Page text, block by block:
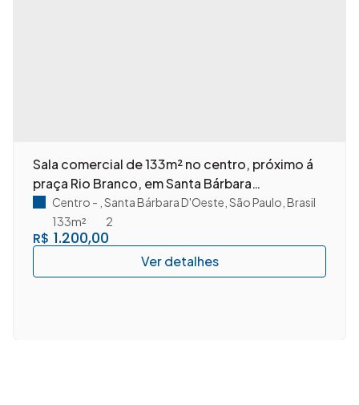
Sala comercial de 133m² no centro, próximo á
praça Rio Branco, em Santa Bárbara
D'Oeste/SP.
R$ 1.200,00
Centro Santa Bárbara D'Oeste São Paulo Brasil
2
133m²